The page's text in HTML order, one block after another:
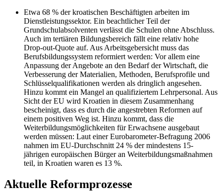
Etwa 68 % der kroatischen Beschäftigten arbeiten im
Dienstleistungssektor. Ein beachtlicher Teil der
Grundschulabsolventen verlässt die Schulen ohne Abschluss.
Auch im tertiären Bildungsbereich fällt eine relativ hohe
Drop-out-Quote auf. Aus Arbeitsgebersicht muss das
Berufsbildungssystem reformiert werden: Vor allem eine
Anpassung der Angebote an den Bedarf der Wirtschaft, die
Verbesserung der Materialien, Methoden, Berufsprofile und
Schlüsselqualifikationen werden als dringlich angesehen.
Hinzu kommt ein Mangel an qualifiziertem Lehrpersonal. Aus
Sicht der EU wird Kroatien in diesem Zusammenhang
bescheinigt, dass es durch die angestrebten Reformen auf
einem positiven Weg ist. Hinzu kommt, dass die
Weiterbildungsmöglichkeiten für Erwachsene ausgebaut
werden müssen: Laut einer Eurobarometer-Befragung 2006
nahmen im EU-Durchschnitt 24 % der mindestens 15-
jährigen europäischen Bürger an Weiterbildungsmaßnahmen
teil, in Kroatien waren es 13 %.
Aktuelle Reformprozesse